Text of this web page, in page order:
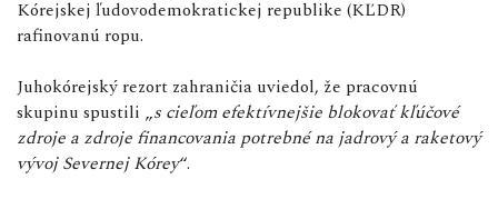
Kórejskej ľudovodemokratickej republike (KĽDR)
rafinovanú ropu.
Juhokórejský rezort zahraničia uviedol, že pracovnú
skupinu spustili „s cieľom efektívnejšie blokovať kľúčové
zdroje a zdroje financovania potrebné na jadrový a raketový
vývoj Severnej Kórey“.